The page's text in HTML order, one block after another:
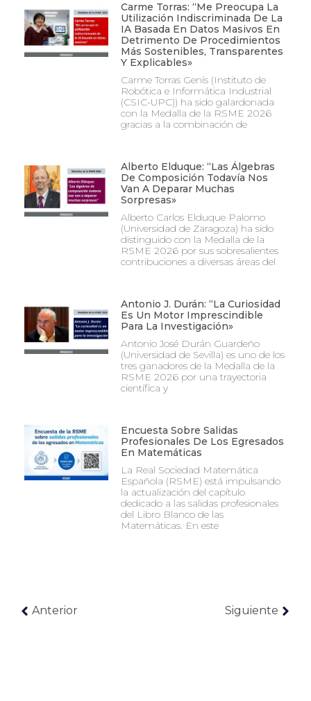
Carme Torras: “Me Preocupa La
Utilización Indiscriminada De La
IA Basada En Datos Masivos En
Detrimento De Procedimientos
Más Sostenibles, Transparentes
Y Explicables»
Carme Torras Genís (Instituto de
Robótica e Informática Industrial
(CSIC-UPC)) ha sido galardonada
con la Medalla de la RSME 2026
gracias a la combinación de
Alberto Elduque: “Las Álgebras
De Composición Todavía Nos
Van A Deparar Muchas
Sorpresas»
Alberto Carlos Elduque Palomo
(Universidad de Zaragoza) ha sido
distinguido con la Medalla de la
RSME 2026 por sus sobresalientes
contribuciones a diversas áreas del
Antonio J. Durán: “La Curiosidad
Es Un Motor Imprescindible
Para La Investigación»
Antonio José Durán Guardeño
(Universidad de Sevilla) es uno de los
tres ganadores de la Medalla de la
RSME 2026 por una trayectoria
científica y
Encuesta Sobre Salidas
Profesionales De Los Egresados
En Matemáticas
La Real Sociedad Matemática
Española (RSME) está impulsando
la actualización del capítulo
dedicado a las salidas profesionales
del Libro Blanco de las
Matemáticas. En este
Anterior Siguiente